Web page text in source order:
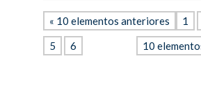
« 10 elementos anteriores
10
1
5
6